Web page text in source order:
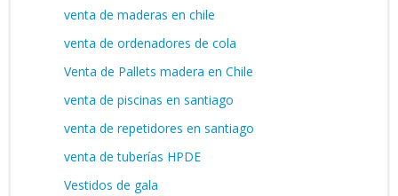
venta de maderas en chile
venta de ordenadores de cola
Venta de Pallets madera en Chile
venta de piscinas en santiago
venta de repetidores en santiago
venta de tuberías HPDE
Vestidos de gala